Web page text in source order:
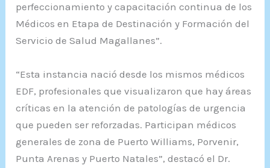
perfeccionamiento y capacitación continua de los
Médicos en Etapa de Destinación y Formación del
Servicio de Salud Magallanes”.
“Esta instancia nació desde los mismos médicos
EDF, profesionales que visualizaron que hay áreas
críticas en la atención de patologías de urgencia
que pueden ser reforzadas. Participan médicos
generales de zona de Puerto Williams, Porvenir,
Punta Arenas y Puerto Natales”, destacó el Dr.